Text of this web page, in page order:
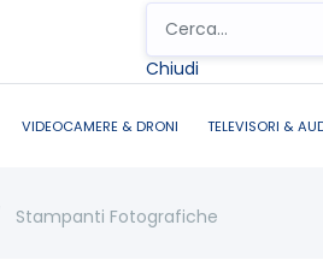
Chiudi
VIDEOCAMERE & DRONI TELEVISORI &
Stampanti Fotografiche